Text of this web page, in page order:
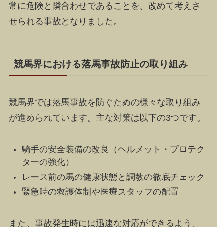
常に危険と隣合わせであることを、改めて考えさ
せられる事故となりました。
競馬界における落馬事故防止の取り組み
競馬界では落馬事故を防ぐための様々な取り組み
が進められています。主な対策は以下の3つです。
騎手の安全装備の改良（ヘルメット・プロテク
ターの強化）
レース前の馬の健康状態と調教の徹底チェック
緊急時の救護体制や医療スタッフの配置
また、事故発生時には迅速な対応ができるよう、